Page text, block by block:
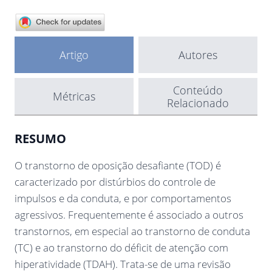
Artigo Autores
Métricas
Conteúdo
Relacionado
RESUMO
O transtorno de oposição desafiante (TOD) é
caracterizado por distúrbios do controle de
impulsos e da conduta, e por comportamentos
agressivos. Frequentemente é associado a outros
transtornos, em especial ao transtorno de conduta
(TC) e ao transtorno do déficit de atenção com
hiperatividade (TDAH). Trata-se de uma revisão